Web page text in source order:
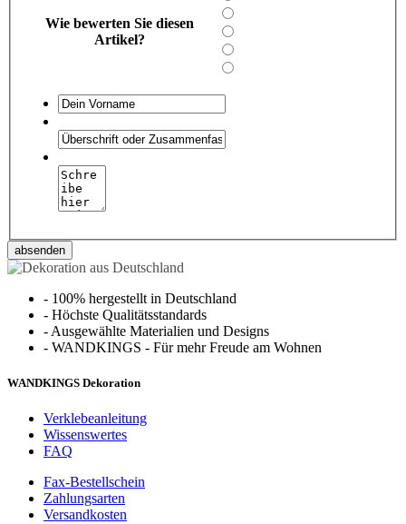
Wie bewerten Sie diesen
Artikel?
absenden
- 100% hergestellt in Deutschland
- Höchste Qualitätsstandards
- Ausgewählte Materialien und Designs
- WANDKINGS - Für mehr Freude am Wohnen
WANDKINGS Dekoration
Verklebeanleitung
Wissenswertes
FAQ
Fax-Bestellschein
Zahlungsarten
Versandkosten